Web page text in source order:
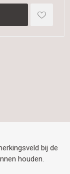
bij de
houden.